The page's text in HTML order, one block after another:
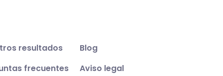
resultados
frecuentes
Blog
Aviso legal